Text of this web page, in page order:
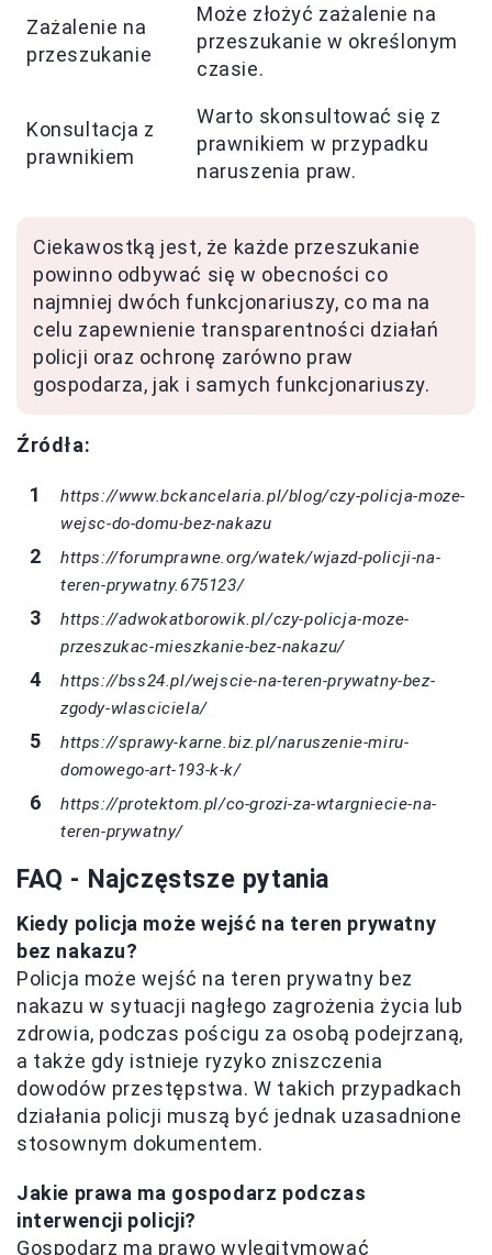
Zażalenie na
przeszukanie
Może złożyć zażalenie na
przeszukanie w określonym
czasie.
Konsultacja z
prawnikiem
Warto skonsultować się z
prawnikiem w przypadku
naruszenia praw.
Ciekawostką jest, że każde przeszukanie
powinno odbywać się w obecności co
najmniej dwóch funkcjonariuszy, co ma na
celu zapewnienie transparentności działań
policji oraz ochronę zarówno praw
gospodarza, jak i samych funkcjonariuszy.
Źródła:
https://www.bckancelaria.pl/blog/czy-policja-moze-
wejsc-do-domu-bez-nakazu
https://forumprawne.org/watek/wjazd-policji-na-
teren-prywatny.675123/
https://adwokatborowik.pl/czy-policja-moze-
przeszukac-mieszkanie-bez-nakazu/
https://bss24.pl/wejscie-na-teren-prywatny-bez-
zgody-wlasciciela/
https://sprawy-karne.biz.pl/naruszenie-miru-
domowego-art-193-k-k/
https://protektom.pl/co-grozi-za-wtargniecie-na-
teren-prywatny/
FAQ - Najczęstsze pytania
Kiedy policja może wejść na teren prywatny
bez nakazu?
Policja może wejść na teren prywatny bez
nakazu w sytuacji nagłego zagrożenia życia lub
zdrowia, podczas pościgu za osobą podejrzaną,
a także gdy istnieje ryzyko zniszczenia
dowodów przestępstwa. W takich przypadkach
działania policji muszą być jednak uzasadnione
stosownym dokumentem.
Jakie prawa ma gospodarz podczas
interwencji policji?
Gospodarz ma prawo wylegitymować